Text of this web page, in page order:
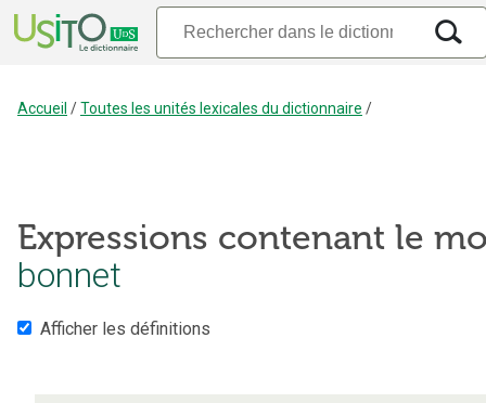
Accueil /Toutes les unités lexicales du dictionnaire /
Expressions contenant le
bonnet
Afficher les définitions